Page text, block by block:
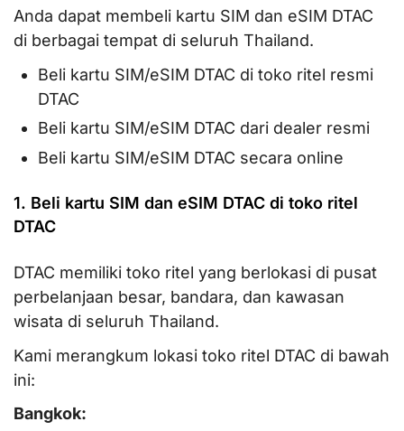
Anda dapat membeli kartu SIM dan eSIM DTAC
di berbagai tempat di seluruh Thailand.
Beli kartu SIM/eSIM DTAC di toko ritel resmi
DTAC
Beli kartu SIM/eSIM DTAC dari dealer resmi
Beli kartu SIM/eSIM DTAC secara online
1. Beli kartu SIM dan eSIM DTAC di toko ritel
DTAC
DTAC memiliki toko ritel yang berlokasi di pusat
perbelanjaan besar, bandara, dan kawasan
wisata di seluruh Thailand.
Kami merangkum lokasi toko ritel DTAC di bawah
ini:
Bangkok: